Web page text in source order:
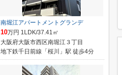
南堀江アパートメントグランデ
10万円 1LDK/37.41㎡
大阪府大阪市西区南堀江３丁目
地下鉄千日前線「桜川」駅 徒歩4分